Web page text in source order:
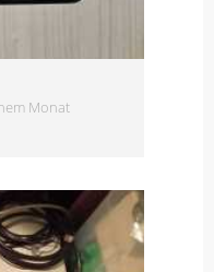
Monat